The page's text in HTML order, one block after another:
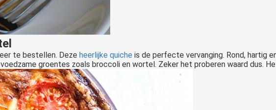
te bestellen. Deze heerlijke quiche is de perfecte vervanging. Rond, hartig
groentes zoals broccoli en wortel. Zeker het proberen waard dus.